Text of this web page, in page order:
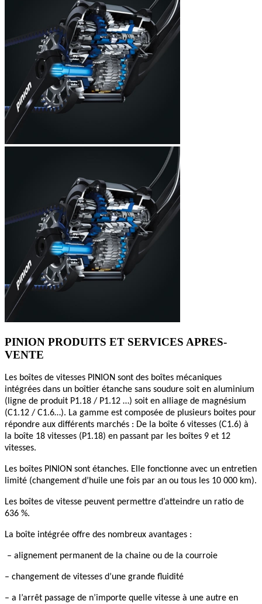
PINION PRODUITS ET SERVICES APRES-
VENTE
Les boîtes de vitesses PINION sont des boîtes mécaniques
intégrées dans un boîtier étanche sans soudure soit en aluminium
(ligne de produit P1.18 / P1.12 …) soit en alliage de magnésium
(C1.12 / C1.6…). La gamme est composée de plusieurs boites pour
répondre aux différents marchés : De la boîte 6 vitesses (C1.6) à
la boîte 18 vitesses (P1.18) en passant par les boîtes 9 et 12
vitesses.
Les boîtes PINION sont étanches. Elle fonctionne avec un entretien
limité (changement d’huile une fois par an ou tous les 10 000 km).
Les boîtes de vitesse peuvent permettre d’atteindre un ratio de
636 %.
La boîte intégrée offre des nombreux avantages :
– alignement permanent de la chaine ou de la courroie
– changement de vitesses d’une grande fluidité
– a l’arrêt passage de n’importe quelle vitesse à une autre en